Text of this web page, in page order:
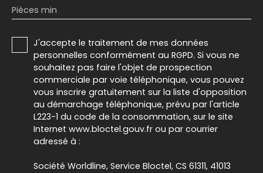
Pièces min
J'accepte le traitement de mes données
personnelles conformément au RGPD. Si vous ne
souhaitez pas faire l'objet de prospection
commerciale par voie téléphonique, vous pouvez
vous inscrire gratuitement sur la liste d'opposition
au démarchage téléphonique, prévu par l'article
L223-1 du code de la consommation, sur le site
Internet www.bloctel.gouv.fr ou par courrier
adressé à :
Société Worldline, Service Bloctel, CS 61311, 41013